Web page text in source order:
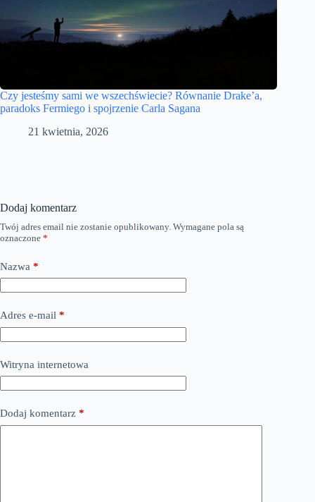
Czy jesteśmy sami we wszechświecie? Równanie Drake’a,
paradoks Fermiego i spojrzenie Carla Sagana
21 kwietnia, 2026
Dodaj komentarz
Twój adres email nie zostanie opublikowany. Wymagane pola są
oznaczone *
Nazwa *
Adres e-mail *
Witryna internetowa
Dodaj komentarz *